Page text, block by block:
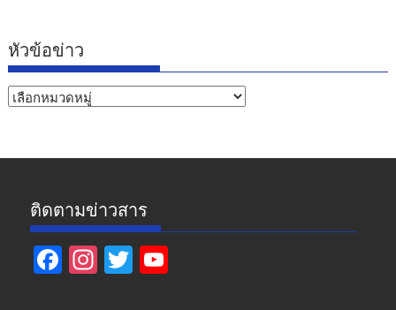
หัวข้อข่าว
หัวข้อ
ติดตามข่าวสาร
F
ac
In
st
T
w